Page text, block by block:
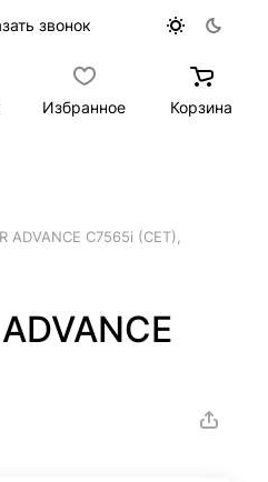
звонок
Избранное Корзина
ADVANCE C7565i (CET),